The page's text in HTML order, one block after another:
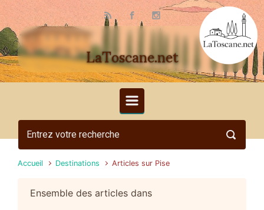
Skip to main content
LaToscane.net
Accueil Destinations Articles sur Pise
Ensemble des articles dans